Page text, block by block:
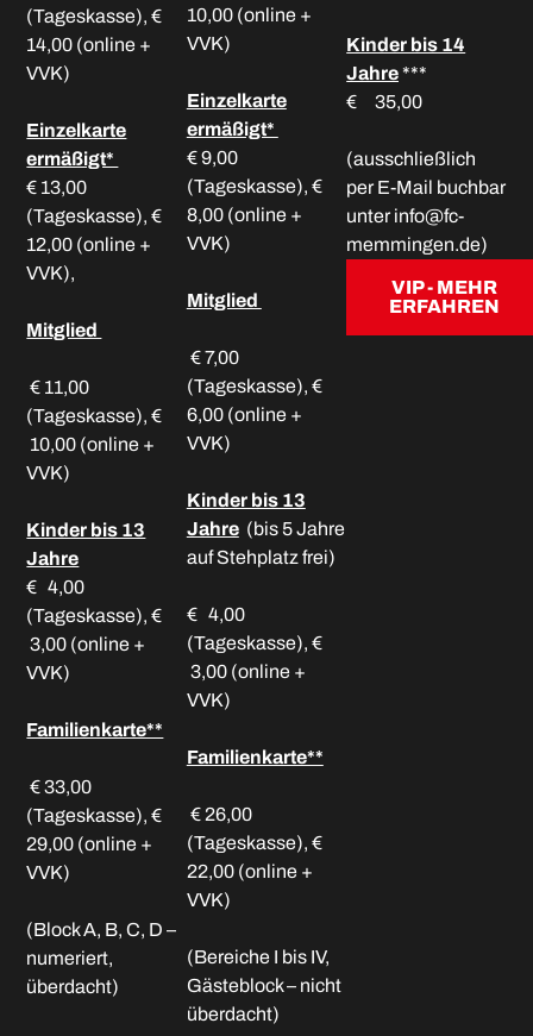
(Tageskasse), €
14,00 (online +
VVK)
Einzelkarte
ermäßigt*
€ 13,00
(Tageskasse), €
12,00 (online +
VVK),
Mitglied
€ 11,00
(Tageskasse), €
10,00 (online +
VVK)
Kinder bis 13
Jahre
€ 4,00
(Tageskasse), €
3,00 (online +
VVK)
Familienkarte**
€ 33,00
(Tageskasse), €
29,00 (online +
VVK)
(Block A, B, C, D –
numeriert,
überdacht)
10,00 (online +
VVK)
Einzelkarte
ermäßigt*
€ 9,00
(Tageskasse), €
8,00 (online +
VVK)
Mitglied
€ 7,00
(Tageskasse), €
6,00 (online +
VVK)
Kinder bis 13
Jahre(bis 5 Jahre
auf Stehplatz frei)
€ 4,00
(Tageskasse), €
3,00 (online +
VVK)
Familienkarte**
€ 26,00
(Tageskasse), €
22,00 (online +
VVK)
(Bereiche I bis IV,
Gästeblock – nicht
überdacht)
Kinder bis 14
Jahre***
€ 35,00
(ausschließlich
per E-Mail buchbar
unter info@fc-
memmingen.de)
VIP - MEHR
ERFAHREN